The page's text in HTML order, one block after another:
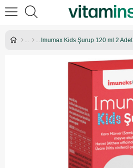
Imumax Kids Şurup 120 ml 2 Adet